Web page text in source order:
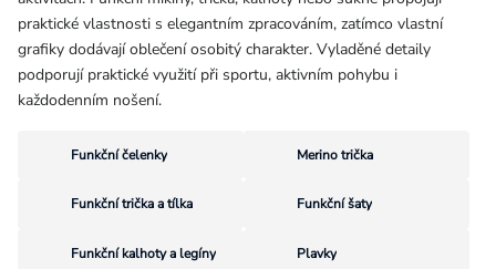
Vlastní design
Měna
Přihlášení
praktické vlastnosti s elegantním zpracováním, zatímco vlastní
grafiky dodávají oblečení osobitý charakter. Vyladěné detaily
podporují praktické využití při sportu, aktivním pohybu i
každodenním nošení.
Funkční čelenky Merino trička
Funkční trička a tílka Funkční šaty
Funkční kalhoty a legíny Plavky